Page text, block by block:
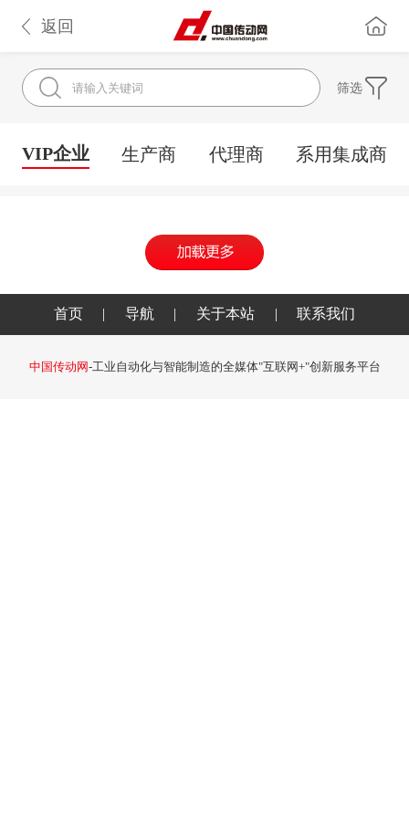
返回
筛选
VIP企业 生产商 代理商 系用集成商
首页 | 导航 | 关于本站 | 联系我们
中国传动网-工业自动化与智能制造的全媒体"互联网+"创新服务平台